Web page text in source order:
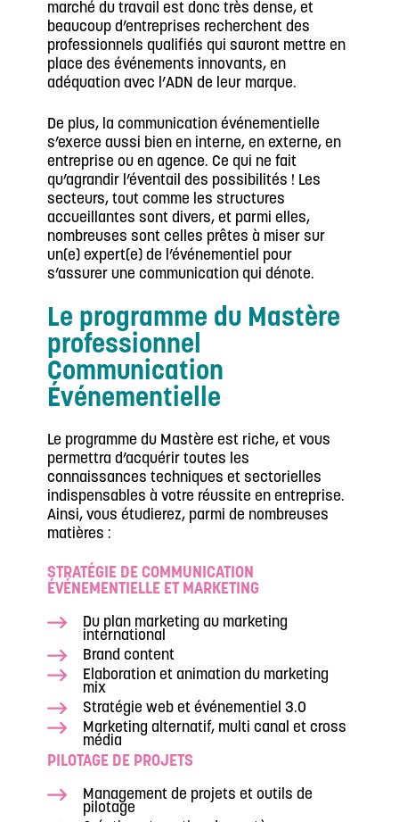
marché du travail est donc très dense, et
beaucoup d’entreprises recherchent des
professionnels qualifiés qui sauront mettre en
place des événements innovants, en
adéquation avec l’ADN de leur marque.
De plus, la communication événementielle
s’exerce aussi bien en interne, en externe, en
entreprise ou en agence. Ce qui ne fait
qu’agrandir l’éventail des possibilités ! Les
secteurs, tout comme les structures
accueillantes sont divers, et parmi elles,
nombreuses sont celles prêtes à miser sur
un(e) expert(e) de l’événementiel pour
s’assurer une communication qui dénote.
Le programme du Mastère
professionnel
Communication
Événementielle
Le programme du Mastère est riche, et vous
permettra d’acquérir toutes les
connaissances techniques et sectorielles
indispensables à votre réussite en entreprise.
Ainsi, vous étudierez, parmi de nombreuses
matières :
STRATÉGIE DE COMMUNICATION
ÉVÉNEMENTIELLE ET MARKETING
Du plan marketing au marketing
international
Brand content
Elaboration et animation du marketing
mix
Stratégie web et événementiel 3.0
Marketing alternatif, multi canal et cross
média
PILOTAGE DE PROJETS
Management de projets et outils de
pilotage